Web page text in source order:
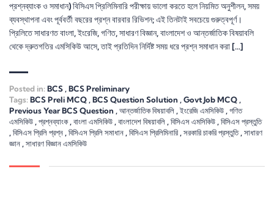
প্রশ্নব্যাংক ও সমাধান) বিসিএস প্রিলিমিনারি পরীক্ষায় ভালো করতে হলে নিয়মিত অনুশীলন, সময়
ব্যবস্থাপনা এবং পূর্ববর্তী বছরের প্রশ্ন বারবার রিভিশন; এই তিনটাই সবচেয়ে গুরুত্বপূর্ণ।
প্রিলিতে সাধারণত বাংলা, ইংরেজি, গণিত, সাধারণ বিজ্ঞান, বাংলাদেশ ও আন্তর্জাতিক বিষয়াবলি
থেকে দ্রুতগতির এমসিকিউ আসে, তাই প্রতিদিন নির্দিষ্ট সময় ধরে প্রশ্ন সমাধান করা […]
Posted in:BCS , BCS Preliminary
Tags:BCS Preli MCQ , BCS Question Solution , Govt Job MCQ ,
Previous Year BCS Question , আন্তর্জাতিক বিষয়াবলি , ইংরেজি এমসিকিউ , গণিত
এমসিকিউ , প্রশ্নব্যাংক, বাংলা এমসিকিউ , বাংলাদেশ বিষয়াবলি , বিসিএস এমসিকিউ , বিসিএস প্রস্তুতি
, বিসিএস প্রিলি প্রশ্ন , বিসিএস প্রিলি সমাধান , বিসিএস প্রিলিমিনারি , সরকারি চাকরি প্রস্তুতি, সাধারণ
জ্ঞান , সাধারণ বিজ্ঞান এমসিকিউ